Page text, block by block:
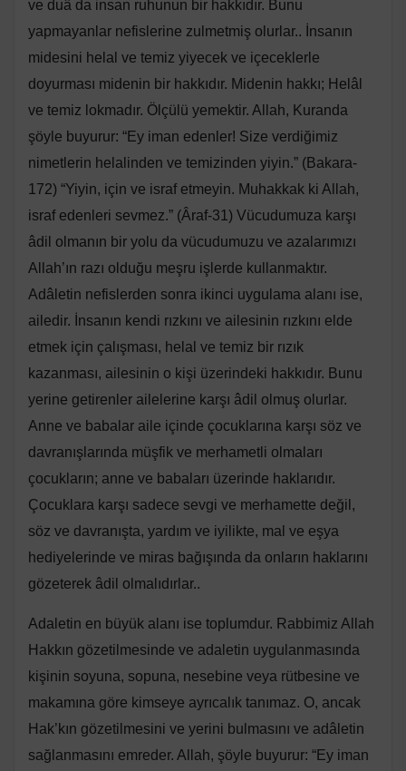
ve duâ da insan ruhunun bir hakkıdır. Bunu
yapmayanlar nefislerine zulmetmiş olurlar.. İnsanın
midesini helal ve temiz yiyecek ve içeceklerle
doyurması midenin bir hakkıdır. Midenin hakkı; Helâl
ve temiz lokmadır. Ölçülü yemektir. Allah, Kuranda
şöyle buyurur: “Ey iman edenler! Size verdiğimiz
nimetlerin helalinden ve temizinden yiyin.” (Bakara-
172) “Yiyin, için ve israf etmeyin. Muhakkak ki Allah,
israf edenleri sevmez.” (Âraf-31) Vücudumuza karşı
âdil olmanın bir yolu da vücudumuzu ve azalarımızı
Allah’ın razı olduğu meşru işlerde kullanmaktır.
Adâletin nefislerden sonra ikinci uygulama alanı ise,
ailedir. İnsanın kendi rızkını ve ailesinin rızkını elde
etmek için çalışması, helal ve temiz bir rızık
kazanması, ailesinin o kişi üzerindeki hakkıdır. Bunu
yerine getirenler ailelerine karşı âdil olmuş olurlar.
Anne ve babalar aile içinde çocuklarına karşı söz ve
davranışlarında müşfik ve merhametli olmaları
çocukların; anne ve babaları üzerinde haklarıdır.
Çocuklara karşı sadece sevgi ve merhamette değil,
söz ve davranışta, yardım ve iyilikte, mal ve eşya
hediyelerinde ve miras bağışında da onların haklarını
gözeterek âdil olmalıdırlar..
Adaletin en büyük alanı ise toplumdur. Rabbimiz Allah
Hakkın gözetilmesinde ve adaletin uygulanmasında
kişinin soyuna, sopuna, nesebine veya rütbesine ve
makamına göre kimseye ayrıcalık tanımaz. O, ancak
Hak’kın gözetilmesini ve yerini bulmasını ve adâletin
sağlanmasını emreder. Allah, şöyle buyurur: “Ey iman